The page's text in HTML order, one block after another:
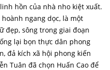
hồn của nhà nho kiệt xuất.
ngang dọc, là một
đẹp, sông trong giai đoạn
lại bọn thực dân phong
đả kích xã hội phong kiến
Tuân đã chọn Huấn Cao để